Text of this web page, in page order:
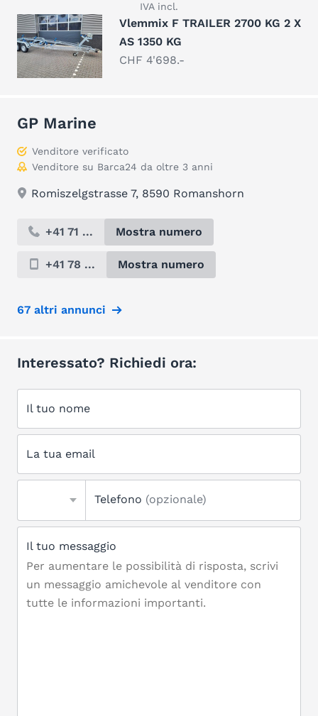
IVA incl.
Vlemmix F TRAILER 2700 KG 2 X
AS 1350 KG
CHF 4'698.-
GP Marine
Venditore verificato
Venditore su Barca24 da oltre 3 anni
Romiszelgstrasse 7, 8590 Romanshorn
+41 71 ... Mostra numero
+41 78 ... Mostra numero
67 altri annunci
Interessato? Richiedi ora:
Il tuo nome
La tua email
Telefono (opzionale)
Il tuo messaggio